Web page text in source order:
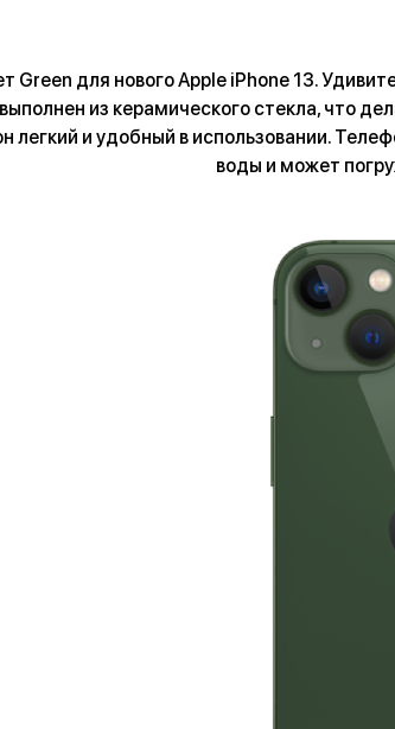
Green для нового Apple iPhone 13.
из керамического стекла, что
легкий и удобный в использовании.
воды и может